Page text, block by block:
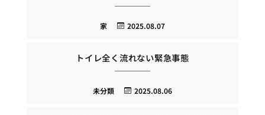
2025.08.07
家
トイレ全く流れない緊急事態
2025.08.06
未分類